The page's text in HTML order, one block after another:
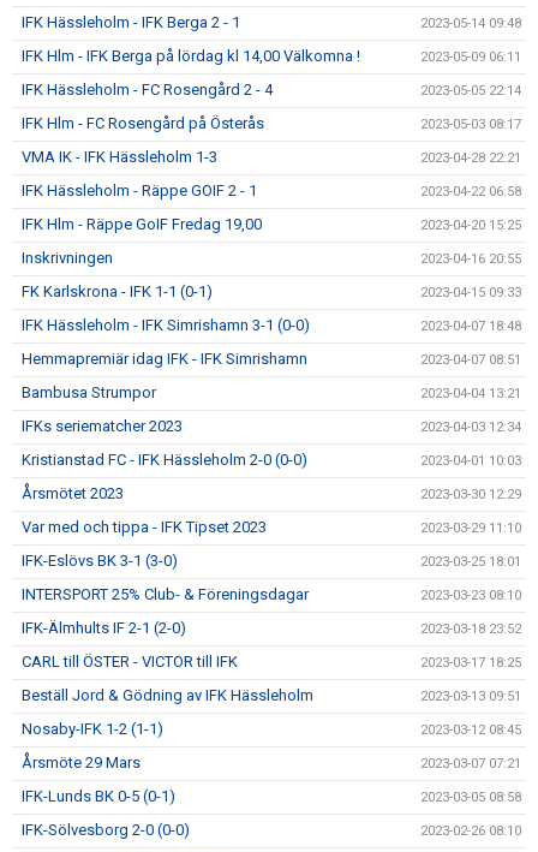
IFK Hässleholm - IFK Berga 2 - 1 2023-05-14 09:48
IFK Hlm - IFK Berga på lördag kl 14,00 Välkomna ! 2023-05-09 06:11
IFK Hässleholm - FC Rosengård 2 - 4 2023-05-05 22:14
IFK Hlm - FC Rosengård på Österås 2023-05-03 08:17
VMA IK - IFK Hässleholm 1-3 2023-04-28 22:21
IFK Hässleholm - Räppe GOIF 2 - 1 2023-04-22 06:58
IFK Hlm - Räppe GoIF Fredag 19,00 2023-04-20 15:25
Inskrivningen 2023-04-16 20:55
FK Karlskrona - IFK 1-1 (0-1) 2023-04-15 09:33
IFK Hässleholm - IFK Simrishamn 3-1 (0-0) 2023-04-07 18:48
Hemmapremiär idag IFK - IFK Simrishamn 2023-04-07 08:51
Bambusa Strumpor 2023-04-04 13:21
IFKs seriematcher 2023 2023-04-03 12:34
Kristianstad FC - IFK Hässleholm 2-0 (0-0) 2023-04-01 10:03
Årsmötet 2023 2023-03-30 12:29
Var med och tippa - IFK Tipset 2023 2023-03-29 11:10
IFK-Eslövs BK 3-1 (3-0) 2023-03-25 18:01
INTERSPORT 25% Club- & Föreningsdagar 2023-03-23 08:10
IFK-Älmhults IF 2-1 (2-0) 2023-03-18 23:52
CARL till ÖSTER - VICTOR till IFK 2023-03-17 18:25
Beställ Jord & Gödning av IFK Hässleholm 2023-03-13 09:51
Nosaby-IFK 1-2 (1-1) 2023-03-12 08:45
Årsmöte 29 Mars 2023-03-07 07:21
IFK-Lunds BK 0-5 (0-1) 2023-03-05 08:58
IFK-Sölvesborg 2-0 (0-0) 2023-02-26 08:10